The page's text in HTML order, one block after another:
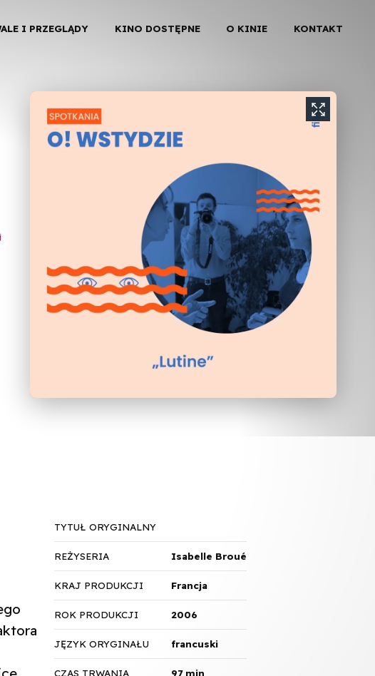
I PRZEGLĄDY KINO DOSTĘPNE O KINIE KONTAKT
TYTUŁ ORYGINALNY
REŻYSERIA Isabelle Broué
KRAJ PRODUKCJI Francja
ROK PRODUKCJI 2006
JĘZYK ORYGINAŁU francuski
CZAS TRWANIA 97 min